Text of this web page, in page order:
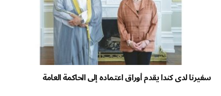
سفيرنا لدى كندا يقدم أوراق اعتماده إلى الحاكمة العامة